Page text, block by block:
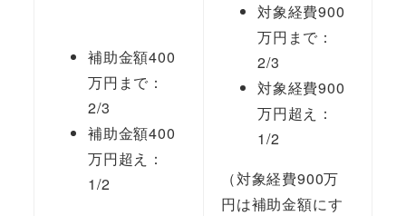
補助金額400
万円まで：
2/3
補助金額400
万円超え：
1/2
対象経費900
万円まで：
2/3
対象経費900
万円超え：
1/2
（対象経費900万
円は補助金額にす